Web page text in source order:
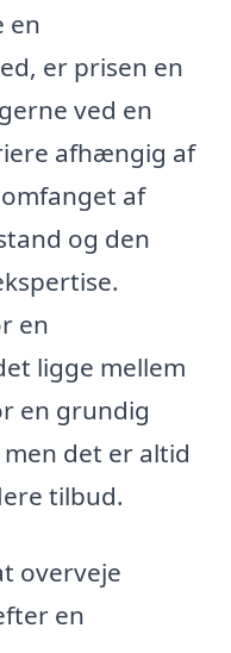
en
er prisen en
ved en
afhængig af
af
og den
en
ligge mellem
en grundig
det er altid
tilbud.
overveje
en